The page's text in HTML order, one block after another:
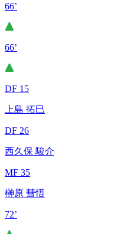
66’
66’
DF 15
上島 拓巳
DF 26
西久保 駿介
MF 35
榊原 彗悟
72’